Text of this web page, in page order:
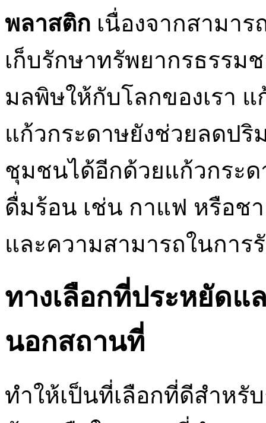
พลาสติก เนื่องจากสามา
เก็บรักษาทรัพยากรธรรม
มลพิษให้กับโลกของเรา
แก้วกระดาษยังช่วยลดป
ชุมชนได้อีกด้วยแก้วกระด
ดื่มร้อน เช่น กาแฟ หรือช
และความสามารถในการ
ทางเลือกที่ประหยัดแ
นอกสถานที่
ทำให้เป็นที่เลือกที่ดีสำหรั